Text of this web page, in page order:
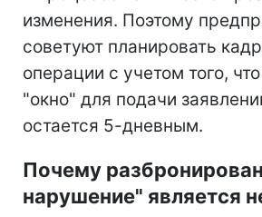
изменения. Поэтому
советуют планировать
операции с учетом того,
"окно" для подачи
остается 5-дневным.
Почему
нарушение" является